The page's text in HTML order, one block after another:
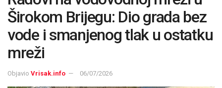
Širokom Brijegu: Dio grada bez
vode i smanjenog tlak u ostatku
mreži
Objavio Vrisak.info 06/07/2026